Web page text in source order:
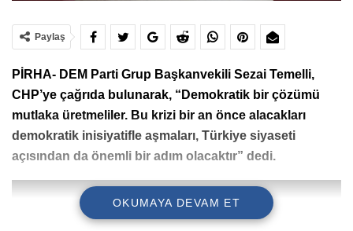
Paylaş
PİRHA- DEM Parti Grup Başkanvekili Sezai Temelli,
CHP’ye çağrıda bulunarak, “Demokratik bir çözümü
mutlaka üretmeliler. Bu krizi bir an önce alacakları
demokratik inisiyatifle aşmaları, Türkiye siyaseti
açısından da önemli bir adım olacaktır” dedi.
OKUMAYA DEVAM ET